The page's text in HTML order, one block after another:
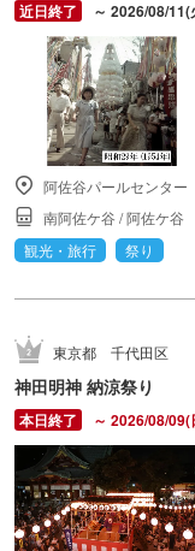
～ 2026/08/11(
阿佐谷パールセンター
南阿佐ケ谷 /阿佐ケ谷
観光・旅行
祭り
東京都 千代田区
神田明神 納涼祭り
～ 2026/08/09(日) 前